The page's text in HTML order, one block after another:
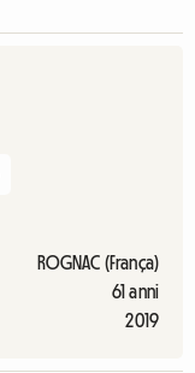
ROGNAC (França)
61 anni
2019